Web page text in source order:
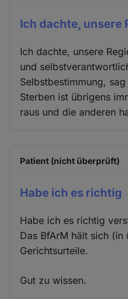
Ich dachte, unsere
Ich dachte, unsere
und
Selbstbestimmung, sag
Sterben ist übrigens
raus und die anderen
Patient (nicht überprüft)
Habe ich es richtig
Habe ich es richtig
Das BfArM hält sich
Gerichtsurteile.
Gut zu wissen.